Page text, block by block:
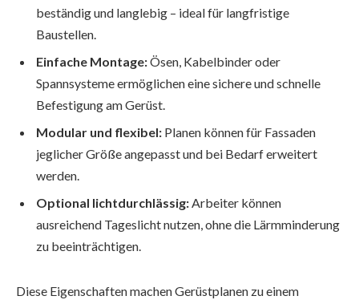
beständig und langlebig – ideal für langfristige
Baustellen.
Einfache Montage:Ösen, Kabelbinder oder
Spannsysteme ermöglichen eine sichere und schnelle
Befestigung am Gerüst.
Modular und flexibel: Planen können für Fassaden
jeglicher Größe angepasst und bei Bedarf erweitert
werden.
Optional lichtdurchlässig:Arbeiter können
ausreichend Tageslicht nutzen, ohne die Lärmminderung
zu beeinträchtigen.
Diese Eigenschaften machen Gerüstplanen zu einem